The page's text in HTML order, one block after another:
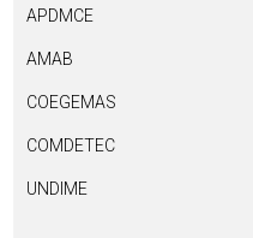
APDMCE
AMAB
COEGEMAS
COMDETEC
UNDIME